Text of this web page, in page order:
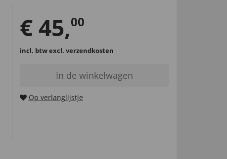
€45,00
incl. btwexcl. verzendkosten
In de winkelwagen
Op verlanglijstje